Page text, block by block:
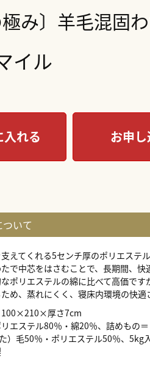
極み〕羊毛混固
イル
入れる お申
えてくれる5センチ厚のポリエステ
で中芯をはさむことで、長期間、
ポリエステルの綿に比べて高価で
め、蒸れにくく、寝床内環境の快適
100×210×厚さ7cm
エステル80％・綿20％、詰めもの
）毛50％・ポリエステル50％、5kg